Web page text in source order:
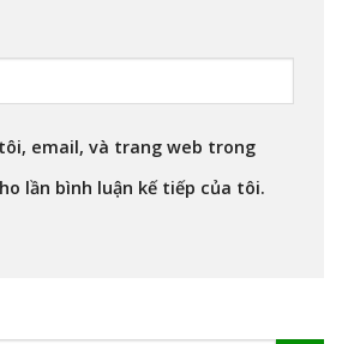
email, và trang web trong
lần bình luận kế tiếp của tôi.